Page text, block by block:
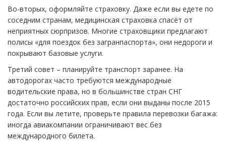
Во-вторых, оформляйте страховку. Даже если вы едете по
соседним странам, медицинская страховка спасёт от
неприятных сюрпризов. Многие страховщики предлагают
полисы «для поездок без загранпаспорта», они недороги и
покрывают базовые услуги.
Третий совет – планируйте транспорт заранее. На
автодорогах часто требуются международные
водительские права, но в большинстве стран СНГ
достаточно российских прав, если они выданы после 2015
года. Если вы летите, проверьте правила перевозки багажа:
иногда авиакомпании ограничивают вес без
международного билета.